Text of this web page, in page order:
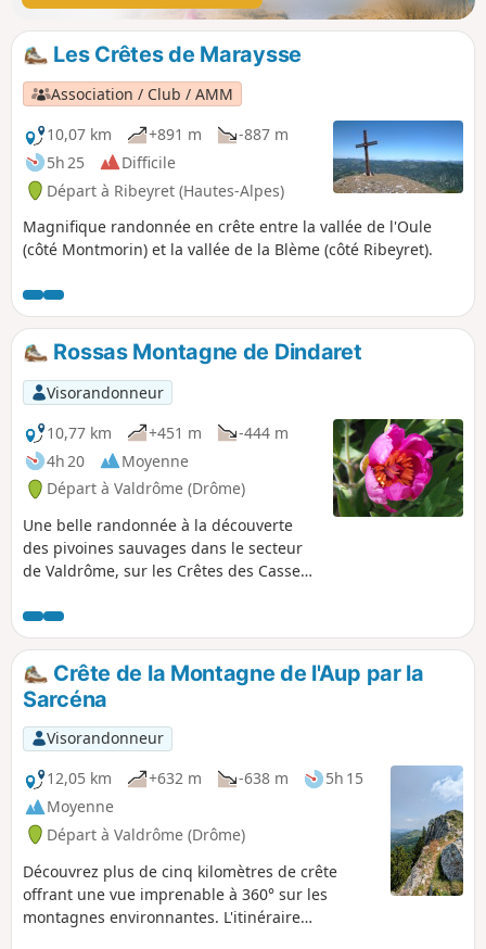
Les Crêtes de Maraysse
Association / Club / AMM
10,07 km
+891 m
-887 m
5h 25
Difficile
Départ à Ribeyret (Hautes-Alpes)
Magnifique randonnée en crête entre la vallée de l'Oule
(côté Montmorin) et la vallée de la Blème (côté Ribeyret).
Rossas Montagne de Dindaret
Visorandonneur
10,77 km
+451 m
-444 m
4h 20
Moyenne
Départ à Valdrôme (Drôme)
Une belle randonnée à la découverte
des pivoines sauvages dans le secteur
de Valdrôme, sur les Crêtes des Casses
Drôme provençale. Cette balade est un
enchantement pour les yeux car vous
rencontrerez une très grande variété de
fleurs en mai et juin.
Crête de la Montagne de l'Aup par la
Sarcéna
Visorandonneur
12,05 km
+632 m -638 m
5h 15
Moyenne
Départ à Valdrôme (Drôme)
Découvrez plus de cinq kilomètres de crête
offrant une vue imprenable à 360° sur les
montagnes environnantes. L'itinéraire